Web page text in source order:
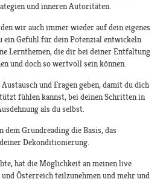
und inneren Autoritäten.
wir auch immer wieder auf dein eigenes
ein Gefühl für dein Potenzial entwickeln
Lernthemen, die dir bei deiner Entfaltung
und doch so wertvoll sein können.
und Fragen geben, damit du dich
fühlen kannst, bei deinen Schritten in
als du selbst.
dem Grundreading die Basis, das
Dekonditionierung.
hat die Möglichkeit an meinen live
Österreich teilzunehmen und mehr und